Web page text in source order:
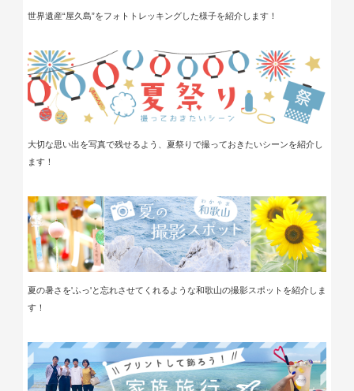
世界遺産“屋久島”をフォトトレッキングした様子を紹介します！
大切な思い出を写真で残せるよう、 夏祭りで撮ってお きたいシーンを紹介し
ます！
夏の暑さを'ふっ'と忘れさせてくれるような和歌山の撮影スポットを紹介し ま
す！